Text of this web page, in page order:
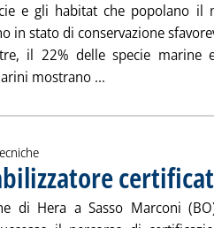
e gli habitat che popolano il
in stato di conservazione
il 22% delle specie marine
mostrano ... Leggi tutta la
di Hera a Sasso Marconi